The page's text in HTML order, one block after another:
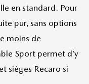
en standard. Pour
pur, sans options
moins de
Sport permet d’y
sièges Recaro si